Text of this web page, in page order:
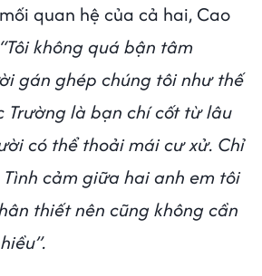
quan hệ của cả hai, Cao
“Tôi không quá bận tâm
gán ghép chúng tôi như thế
Trường là bạn chí cốt từ lâu
có thể thoải mái cư xử. Chỉ
cảm giữa hai anh em tôi
thiết nên cũng không cần